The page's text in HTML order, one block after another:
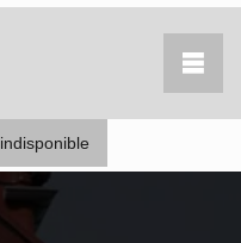
indisponible